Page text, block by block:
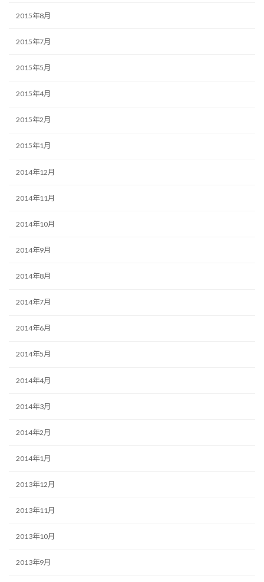
2015年8月
2015年7月
2015年5月
2015年4月
2015年2月
2015年1月
2014年12月
2014年11月
2014年10月
2014年9月
2014年8月
2014年7月
2014年6月
2014年5月
2014年4月
2014年3月
2014年2月
2014年1月
2013年12月
2013年11月
2013年10月
2013年9月